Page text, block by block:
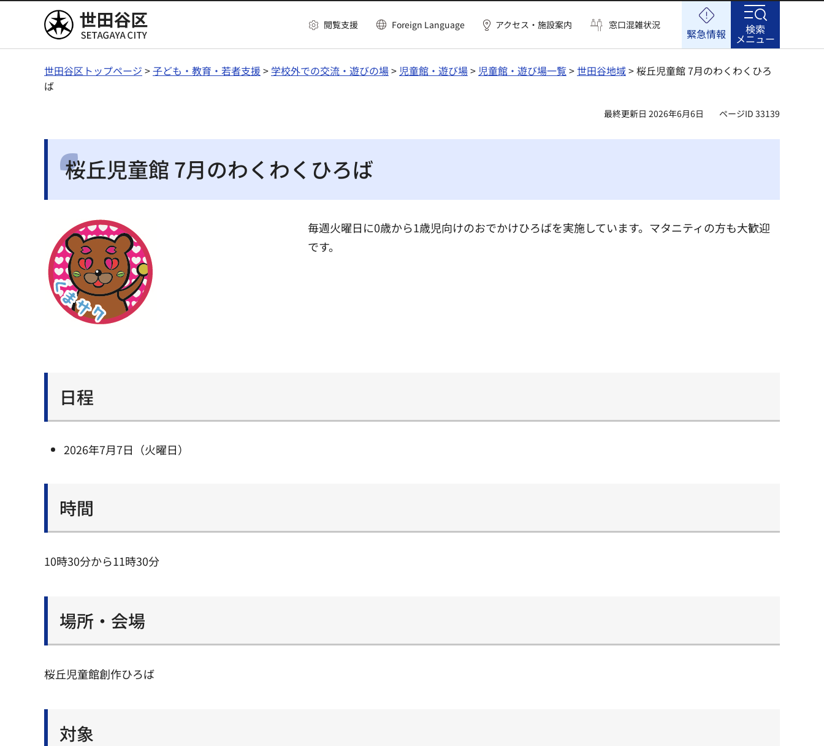
世田谷区 閲覧支援 Foreign Language アクセス・施設案内 窓口混雑状況
緊急情報 検索
メニュー
世田谷区トップページ >子ども・教育・若者支援> 学校外での交流・遊びの場> 児童館・遊び場> 児童館・遊び場一覧>世田谷地域> 桜丘児童館 7月のわくわくひろ
ば
最終更新日 2026年6月6日 ページID 33139
桜丘児童館 7月のわくわくひろば
毎週火曜日に0歳から1歳児向けのおでかけひろばを実施しています。マタニティの方も大歓迎
です。
日程
2026年7月7日（火曜日）
時間
10時30分から11時30分
場所・会場
桜丘児童館創作ひろば
対象